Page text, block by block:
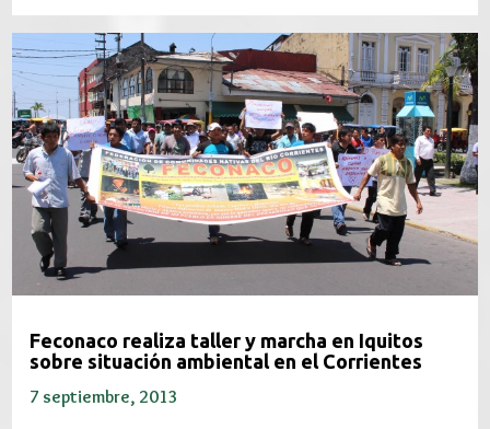
Feconaco realiza taller y marcha en Iquitos
sobre situación ambiental en el Corrientes
7 septiembre, 2013